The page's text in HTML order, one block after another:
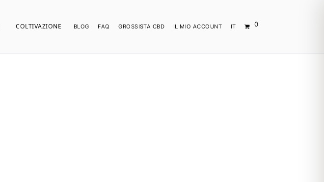
COLTIVAZIONE BLOG FAQ GROSSISTA CBD IL MIO ACCOUNT IT 0